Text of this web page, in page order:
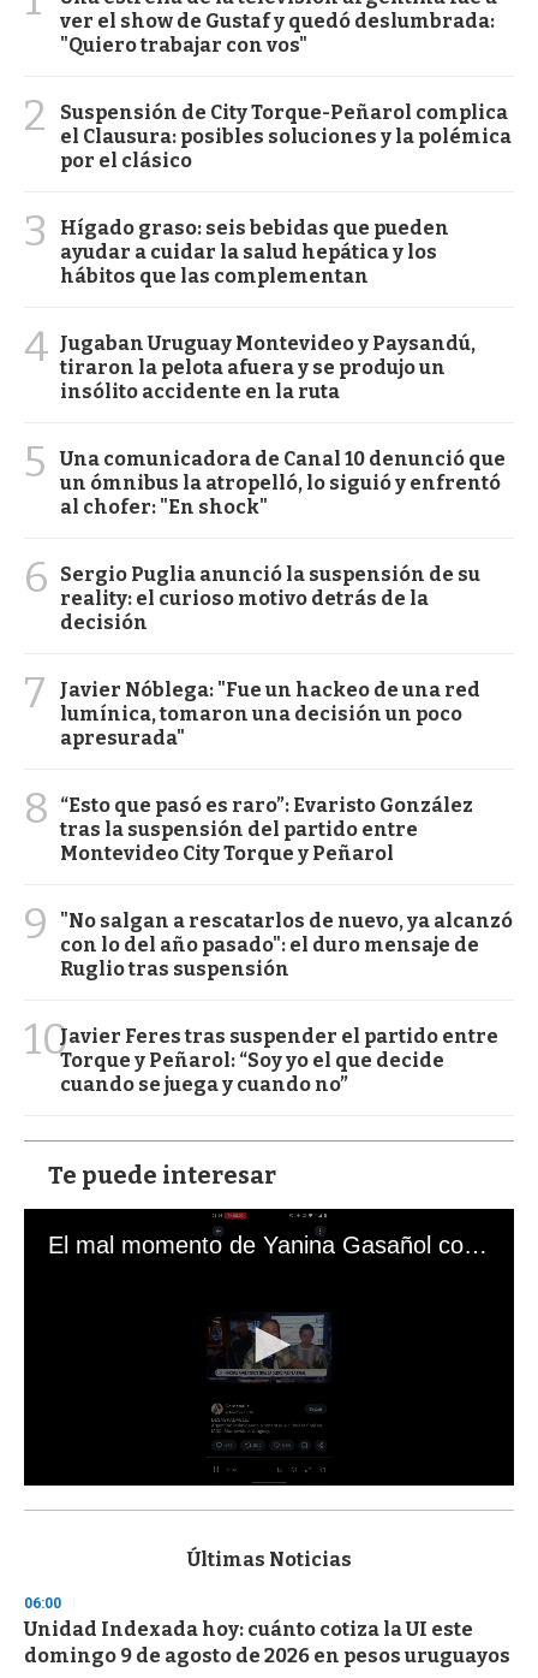
ver el show de Gustaf y quedó deslumbrada:
"Quiero trabajar con vos"
2
Suspensión de City Torque-Peñarol complica
el Clausura: posibles soluciones y la polémica
por el clásico
3
Hígado graso: seis bebidas que pueden
ayudar a cuidar la salud hepática y los
hábitos que las complementan
4 Jugaban Uruguay Montevideo y Paysandú,
tiraron la pelota afuera y se produjo un
insólito accidente en la ruta
5
Una comunicadora de Canal 10 denunció que
un ómnibus la atropelló, lo siguió y enfrentó
al chofer: "En shock"
6
Sergio Puglia anunció la suspensión de su
reality: el curioso motivo detrás de la
decisión
7
Javier Nóblega: "Fue un hackeo de una red
lumínica, tomaron una decisión un poco
apresurada"
8
“Esto que pasó es raro”: Evaristo González
tras la suspensión del partido entre
Montevideo City Torque y Peñarol
9
"No salgan a rescatarlos de nuevo, ya alcanzó
con lo del año pasado": el duro mensaje de
Ruglio tras suspensión
10Javier Feres tras suspender el partido entre
Torque y Peñarol: “Soy yo el que decide
cuando se juega y cuando no”
Te puede interesar
El mal momento de Yanina Gasañol con un hincha argentino en "Subrayado"
s
d
s
o
f
Últimas Noticias
06:00
Unidad Indexada hoy: cuánto cotiza la UI este
domingo 9 de agosto de 2026 en pesos uruguayos